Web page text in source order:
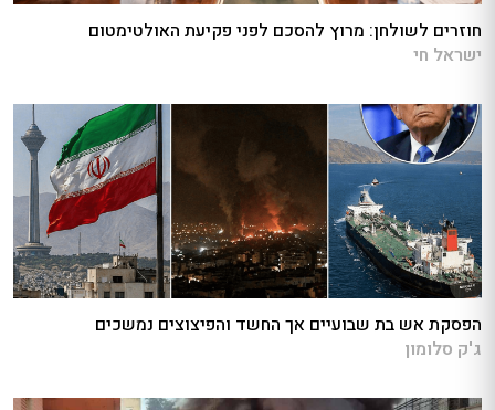
חוזרים לשולחן: מרוץ להסכם לפני פקיעת האולטימטום
ישראל חי
הפסקת אש בת שבועיים אך החשד והפיצוצים נמשכים
ג'ק סלומון